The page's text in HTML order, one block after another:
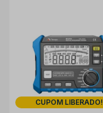
CUPOM LIBERADO!